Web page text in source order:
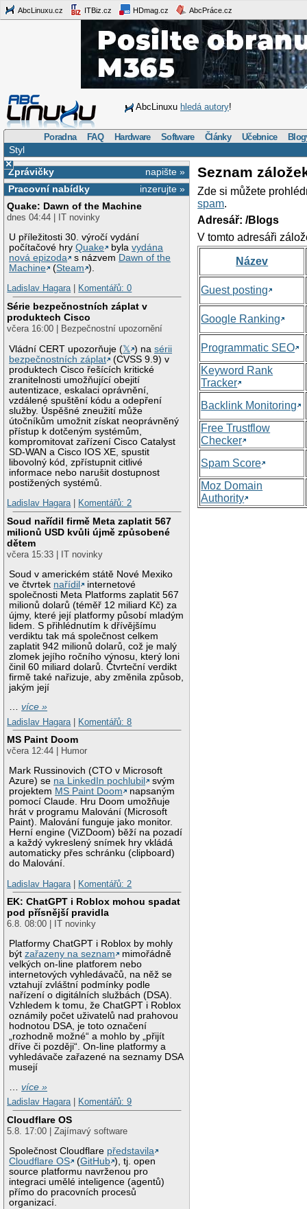
AbcLinuxu.cz ITBiz.cz HDmag.cz AbcPráce.cz
AbcLinuxu hledá autory!
Poradna FAQ Hardware Software Články Učebnice
Styl
×
napište »
Zprávičky
inzerujte »
Pracovní nabídky
Quake: Dawn of the Machine
dnes 04:44 | IT novinky
U příležitosti 30. výročí vydání
počítačové hryQuake bylavydána
nová epizoda
s názvem Dawn of the
Machine
(Steam ).
Ladislav Hagara| Komentářů: 0
Série bezpečnostních záplat v
produktech Cisco
včera 16:00 | Bezpečnostní upozornění
Vládní CERT upozorňuje (𝕏 ) nasérii
bezpečnostních záplat
(CVSS 9.9) v
produktech Cisco řešících kritické
zranitelnosti umožňující obejití
autentizace, eskalaci oprávnění,
vzdálené spuštění kódu a odepření
služby. Úspěšné zneužití může
útočníkům umožnit získat neoprávněný
přístup k dotčeným systémům,
kompromitovat zařízení Cisco Catalyst
SD-WAN a Cisco IOS XE, spustit
libovolný kód, zpřístupnit citlivé
informace nebo narušit dostupnost
postižených systémů.
Ladislav Hagara| Komentářů: 2
Soud nařídil firmě Meta zaplatit 567
milionů USD kvůli újmě způsobené
dětem
včera 15:33 | IT novinky
Soud v americkém státě Nové Mexiko
ve čtvrtek nařídil
internetové
společnosti Meta Platforms zaplatit 567
milionů dolarů (téměř 12 miliard Kč) za
újmy, které její platformy působí mladým
lidem. S přihlédnutím k dřívějšímu
verdiktu tak má společnost celkem
zaplatit 942 milionů dolarů, což je malý
zlomek jejího ročního výnosu, který loni
činil 60 miliard dolarů. Čtvrteční verdikt
firmě také nařizuje, aby změnila způsob,
jakým její
…více »
Ladislav Hagara
Komentářů: 8
MS Paint Doom
včera 12:44 | Humor
Mark Russinovich (CTO v Microsoft
Azure) se na LinkedIn pochlubil
svým
projektem MS Paint Doom
napsaným
pomocí Claude. Hru Doom umožňuje
hrát v programu Malování (Microsoft
Paint). Malování funguje jako monitor.
Herní engine (ViZDoom) běží na pozadí
a každý vykreslený snímek hry vkládá
automaticky přes schránku (clipboard)
do Malování.
Ladislav Hagara
Komentářů: 2
EK: ChatGPT i Roblox mohou spadat
pod přísnější pravidla
6.8. 08:00 | IT novinky
Platformy ChatGPT i Roblox by mohly
býtzařazeny na seznam
mimořádně
velkých on-line platforem nebo
internetových vyhledávačů, na něž se
vztahují zvláštní podmínky podle
nařízení o digitálních službách (DSA).
Vzhledem k tomu, že ChatGPT i Roblox
oznámily počet uživatelů nad prahovou
hodnotou DSA, je toto označení
„rozhodně možné“ a mohlo by „přijít
dříve či později“. On-line platformy a
vyhledávače zařazené na seznamy DSA
musejí
…více »
Ladislav Hagara| Komentářů: 9
Cloudflare OS
5.8. 17:00 | Zajímavý software
Společnost Cloudflare představila
Cloudflare OS
(GitHub ), tj. open
source platformu navrženou pro
integraci umělé inteligence (agentů)
přímo do pracovních procesů
organizací.
Seznam
Zde si můžete
spam.
Adresář: /Blogs
V tomto adresáři
Název
Guest posting
Google Ranking
Programmatic SEO
Keyword Rank
Tracker
Backlink Monitoring
Free Trustflow
Checker
Spam Score
Moz Domain
Authority